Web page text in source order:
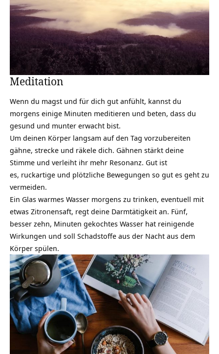
Meditation
Wenn du magst und für dich gut anfühlt, kannst du
morgens einige Minuten meditieren und beten, dass du
gesund und munter erwacht bist.
Um deinen Körper langsam auf den Tag vorzubereiten
gähne, strecke und räkele dich. Gähnen stärkt deine
Stimme und verleiht ihr mehr Resonanz. Gut ist
es, ruckartige und plötzliche Bewegungen so gut es geht zu
vermeiden.
Ein Glas warmes Wasser morgens zu trinken, eventuell mit
etwas Zitronensaft, regt deine Darmtätigkeit an. Fünf,
besser zehn, Minuten gekochtes Wasser hat reinigende
Wirkungen und soll Schadstoffe aus der Nacht aus dem
Körper spülen.